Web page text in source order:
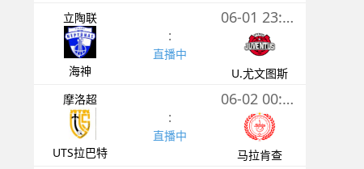
立陶联
海神
:
直播中
06-01 23:50
U.尤文图斯
摩洛超
UTS拉巴特
:
直播中
06-02 00:00
马拉肯查